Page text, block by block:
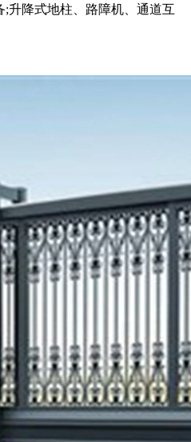
升降式地柱、路障机、通道互